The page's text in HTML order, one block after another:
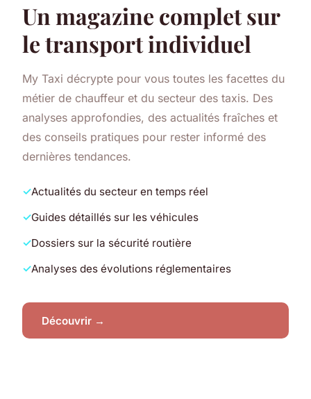
Un magazine complet sur
le transport individuel
My Taxi décrypte pour vous toutes les facettes du
métier de chauffeur et du secteur des taxis. Des
analyses approfondies, des actualités fraîches et
des conseils pratiques pour rester informé des
dernières tendances.
Actualités du secteur en temps réel
Guides détaillés sur les véhicules
Dossiers sur la sécurité routière
Analyses des évolutions réglementaires
Découvrir →